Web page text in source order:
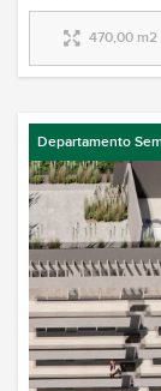
470,00 m2
Departamento